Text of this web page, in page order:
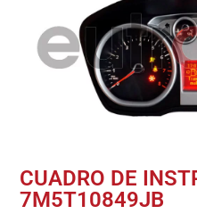
CUADRO DE
7M5T10849JB